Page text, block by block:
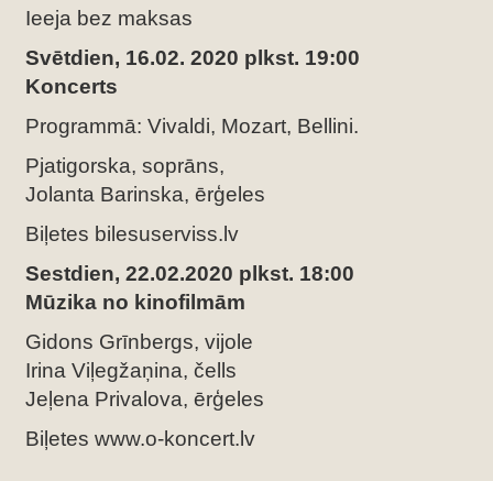
Ieeja bez maksas
Svētdien, 16.02. 2020 plkst. 19:00
Koncerts
Programmā: Vivaldi, Mozart, Bellini.
Pjatigorska, soprāns,
Jolanta Barinska, ērģeles
Biļetes bilesuserviss.lv
Sestdien, 22.02.2020 plkst. 18:00
Mūzika no kinofilmām
Gidons Grīnbergs, vijole
Irina Viļegžaņina, čells
Jeļena Privalova, ērģeles
Biļetes www.o-koncert.lv